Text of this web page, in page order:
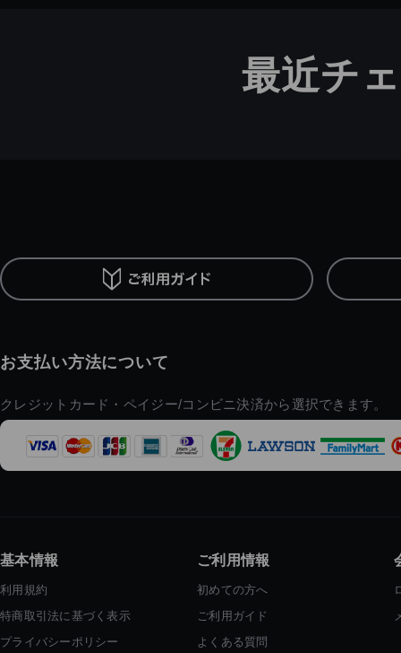
最近チ
お支払い方法について
クレジットカード・ペイジー/コンビニ決済から選択できます。
基本情報
利用規約
特商取引法に基づく表示
プライバシーポリシー
ご利用情報
初めての方へ
ご利用ガイド
よくある質問